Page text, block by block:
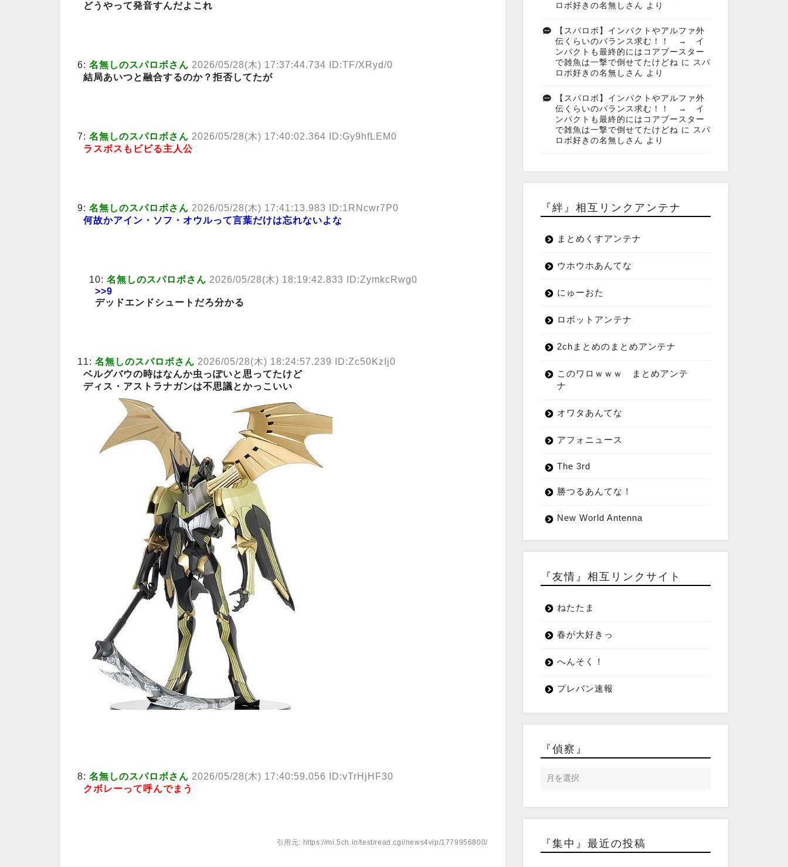
どうやって発音すんだよこれ
6: 名無しのスパロボさん 2026/05/28(木) 17:37:44.734 ID:TF/XRyd/0
結局あいつと融合するのか？拒否してたが
7: 名無しのスパロボさん 2026/05/28(木) 17:40:02.364 ID:Gy9hfLEM0
ラスボスもビビる主人公
9: 名無しのスパロボさん 2026/05/28(木) 17:41:13.983 ID:1RNcwr7P0
何故かアイン・ソフ・オウルって言葉だけは忘れないよな
10: 名無しのスパロボさん 2026/05/28(木) 18:19:42.833 ID:ZymkcRwg0
>>9
デッドエンドシュートだろ分かる
11: 名無しのスパロボさん 2026/05/28(木) 18:24:57.239 ID:Zc50KzIj0
ベルグバウの時はなんか虫っぽいと思ってたけど
ディス・アストラナガンは不思議とかっこいい
8: 名無しのスパロボさん 2026/05/28(木) 17:40:59.056 ID:vTrHjHF30
クボレーって呼んでまう
引用元: https://mi.5ch.io/test/read.cgi/news4vip/1779956800/
ロボ好きの名無しさん より
【スパロボ】インパクトやアルファ外
伝くらいのバランス求む！！ → イ
ンパクトも最終的にはコアブースター
で雑魚は一撃で倒せてたけどね に
スパ
ロボ好きの名無しさん より
【スパロボ】インパクトやアルファ外
伝くらいのバランス求む！！ → イ
ンパクトも最終的にはコアブースター
で雑魚は一撃で倒せてたけどね に
スパ
ロボ好きの名無しさん より
『絆』相互リンクアンテナ
まとめくすアンテナ
ウホウホあんてな
にゅーおた
ロボットアンテナ
2chまとめのまとめアンテナ
このワロｗｗｗ まとめアンテ
ナ
オワタあんてな
アフォニュース
The 3rd
勝つるあんてな！
New World Antenna
『友情』相互リンクサイト
ねたたま
春が大好きっ
へんそく！
プレバン速報
『偵察』
『集中』最近の投稿